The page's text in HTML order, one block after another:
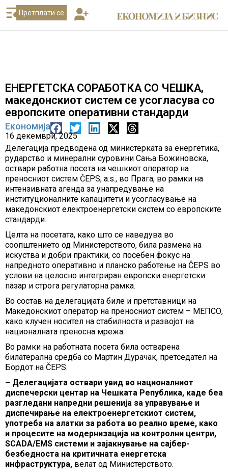
Претплати се
ЕНЕРГЕТСКА СОРАБОТКА СО ЧЕШКА,
македонскиот систем се усогласува со
европските оперативни стандарди
Економија
16 декември, 2025
Делегација предводена од министерката за енергетика,
рударство и минерални суровини Сања Божиновска,
оствари работна посета на чешкиот оператор на
преносниот систем ČEPS, a.s., во Прага, во рамки на
интензивната агенда за унапредување на
институционалните капацитети и усогласување на
македонскиот електроенергетски систем со европските
стандарди.
Целта на посетата, како што се наведува во
соопштението од Министерството, била размена на
искуства и добри практики, со посебен фокус на
напредното оперативно и планско работење на ČEPS во
услови на целосно интегриран европски енергетски
пазар и строга регулаторна рамка.
Во состав на делегацијата биле и претставници на
Македонскиот оператор на преносниот систем – МЕПСО,
како клучен носител на стабилноста и развојот на
националната преносна мрежа.
Во рамки на работната посета била остварена
билатерална средба со Мартин Дурачак, претседател на
Бордот на ČEPS.
– Делегацијата оствари увид во националниот
диспечерски центар на Чешката Република, каде беа
разгледани напредни решенија за управување и
диспечирање на електроенергетскиот систем,
употреба на алатки за работа во реално време, како
и процесите на модернизација на контролни центри,
SCADA/EMS системи и зајакнување на сајбер-
безбедноста на критичната енергетска
инфраструктура, велат од Министерството.